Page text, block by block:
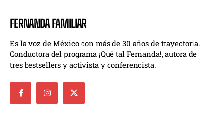
FERNANDA FAMILIAR
Es la voz de México con más de 30 años de trayectoria.
Conductora del programa ¡Qué tal Fernanda!, autora de
tres bestsellers y activista y conferencista.